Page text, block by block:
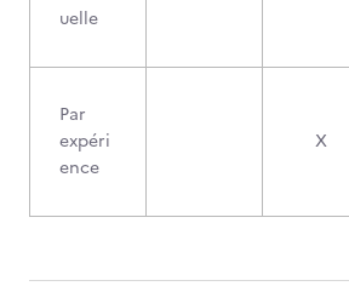
uelle
Par
expéri
ence
X